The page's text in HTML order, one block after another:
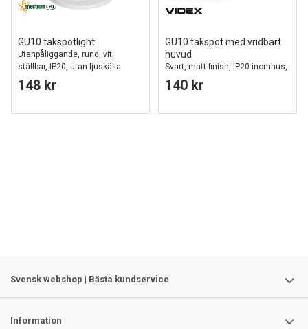
GU10 takspotlight
Utanpåliggande, rund, vit,
ställbar, IP20, utan ljuskälla
148 kr
GU10 takspot med vridbart
huvud
Svart, matt finish, IP20 inomhus,
utan ljuskälla
140 kr
Svensk webshop | Bästa kundservice
Information